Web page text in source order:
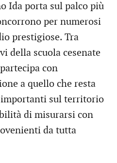
Ida porta sul palco più
per numerosi
prestigiose. Tra
della scuola cesenate
con
a quello che resta
sul territorio
di misurarsi con
da tutta